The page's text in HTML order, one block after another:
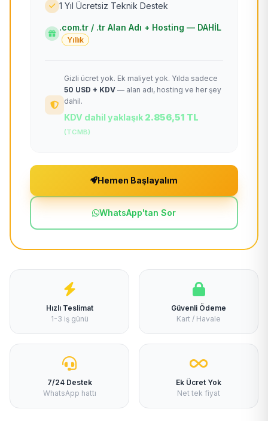
1 Yıl Ücretsiz Teknik Destek
.com.tr / .tr Alan Adı + Hosting — DAHİL
Yıllık
Gizli ücret yok. Ek maliyet yok. Yılda sadece
50 USD + KDV — alan adı, hosting ve her şey
dahil.
KDV dahil yaklaşık 2.856,51 TL
(TCMB)
Hemen Başlayalım
WhatsApp'tan Sor
Hızlı Teslimat
1-3 iş günü
Güvenli Ödeme
Kart / Havale
7/24 Destek
WhatsApp hattı
Ek Ücret Yok
Net tek fiyat